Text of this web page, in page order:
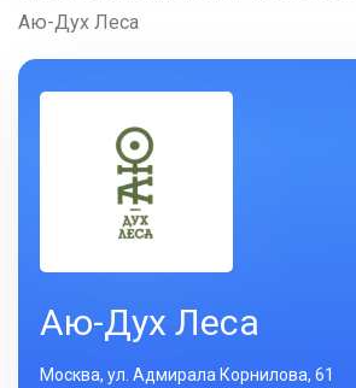
Аю-Дух Леса
Аю-Дух Леса
Москва, ул. Адмирала Корнилова, 61